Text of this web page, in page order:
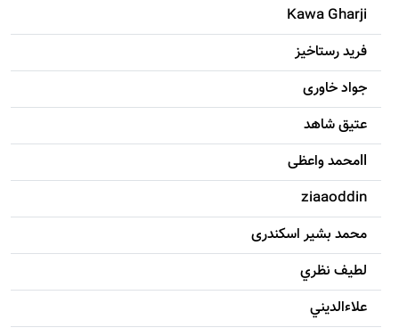
Kawa Gharji
فرید رستاخیز
جواد خاوری
عتیق شاهد
llمحمد واعظی
ziaaoddin
محمد بشیر اسکندری
لطيف نظري
علاءالديني